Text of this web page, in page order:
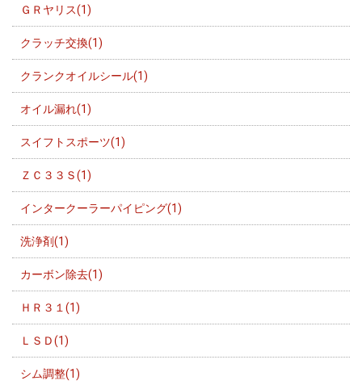
ＧＲヤリス(1)
クラッチ交換(1)
クランクオイルシール(1)
オイル漏れ(1)
スイフトスポーツ(1)
ＺＣ３３Ｓ(1)
インタークーラーパイピング(1)
洗浄剤(1)
カーボン除去(1)
ＨＲ３１(1)
ＬＳＤ(1)
シム調整(1)